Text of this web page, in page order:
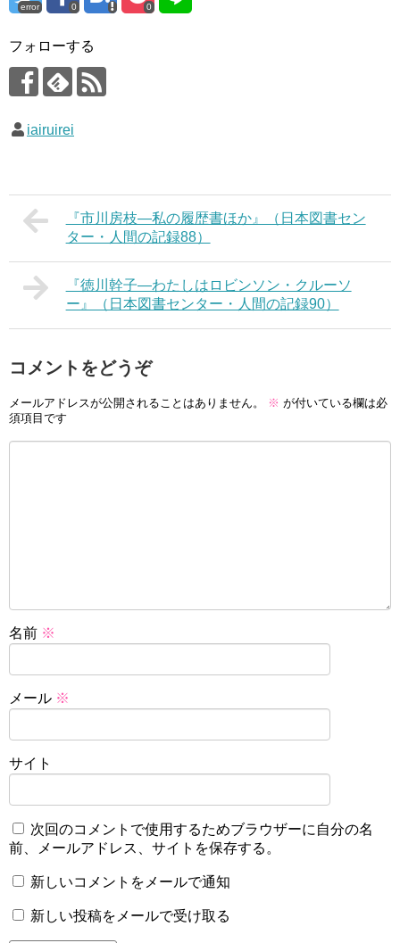
error 0 0
フォローする
iairuirei
『市川房枝―私の履歴書ほか』（日本図書セン
ター・人間の記録88）
『徳川幹子―わたしはロビンソン・クルーソ
ー』（日本図書センター・人間の記録90）
コメントをどうぞ
メールアドレスが公開されることはありません。 ※ が付いている欄は必
須項目です
名前 ※
メール ※
サイト
次回のコメントで使用するためブラウザーに自分の名
前、メールアドレス、サイトを保存する。
新しいコメントをメールで通知
新しい投稿をメールで受け取る